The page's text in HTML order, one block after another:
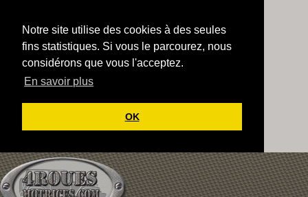
Notre site utilise des cookies à des seules
fins statistiques. Si vous le parcourez, nous
considérons que vous l'acceptez.
En savoir plus
OK